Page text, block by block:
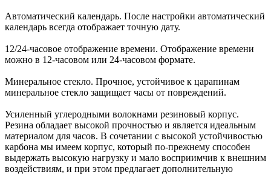
Автоматический календарь. После настройки автоматический
календарь всегда отображает точную дату.
12/24-часовое отображение времени. Отображение времени
можно в 12-часовом или 24-часовом формате.
Минеральное стекло. Прочное, устойчивое к царапинам
минеральное стекло защищает часы от повреждений.
Усиленный углеродными волокнами резиновый корпус.
Резина обладает высокой прочностью и является идеальным
материалом для часов. В сочетании с высокой устойчивостью
карбона мы имеем корпус, который по-прежнему способен
выдержать высокую нагрузку и мало восприимчив к внешним
воздействиям, и при этом предлагает дополнительную